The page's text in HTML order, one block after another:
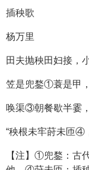
插秧歌
杨万里
田夫抛秧田妇接，
笠是兜鍪①蓑是甲
唤渠③朝餐歇半霎
“秧根未牢莳未匝④
【注】①兜鍪：古